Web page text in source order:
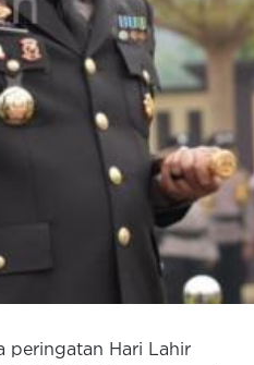
peringatan Hari Lahir